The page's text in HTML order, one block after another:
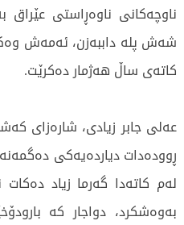
ناوچەکانی ناوەڕاستی
شەش پلە داببەزن، ئەمەش
کاتەی ساڵ هەژمار دەکرێت.
عەلی جابر زیادی، شارەزای
ڕوودەدات دیاردەیەکی
لەم کاتەدا گەرما زیاد
بەوەشکرد، دواجار کە